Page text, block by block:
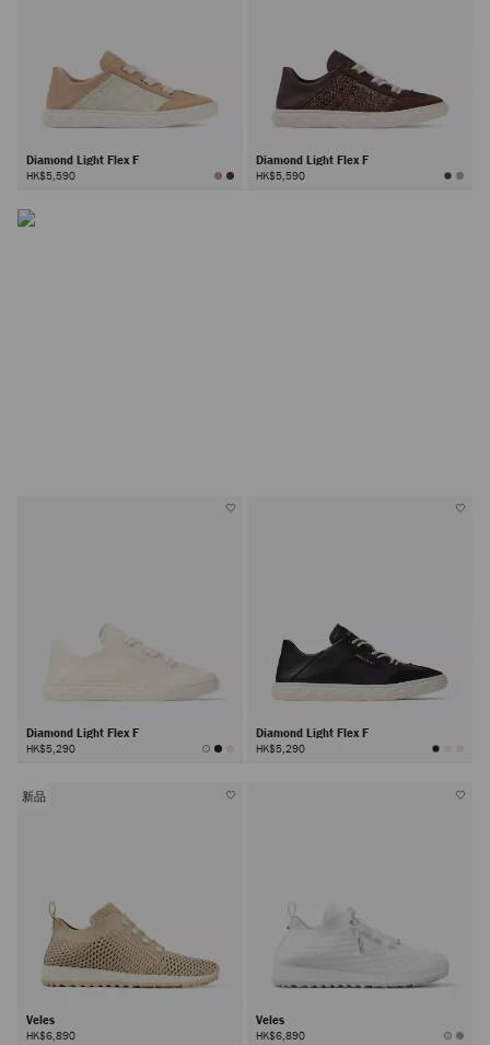
Diamond Light Flex F
HK$5,590
Diamond Light Flex F
HK$5,590
Diamond Light Flex F
HK$5,290
Diamond Light Flex F
HK$5,290
新品
Veles
HK$6,890
Veles
HK$6,890